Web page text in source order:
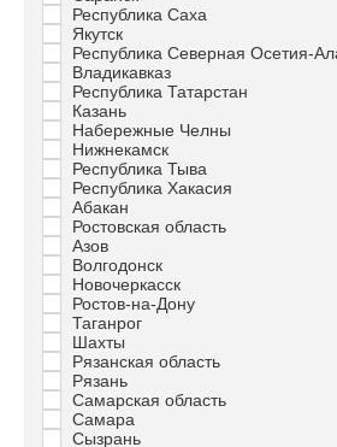
Республика Саха
Якутск
Республика Северная Осетия-
Владикавказ
Республика Татарстан
Казань
Набережные Челны
Нижнекамск
Республика Тыва
Республика Хакасия
Абакан
Ростовская область
Азов
Волгодонск
Новочеркасск
Ростов-на-Дону
Таганрог
Шахты
Рязанская область
Рязань
Самарская область
Самара
Сызрань